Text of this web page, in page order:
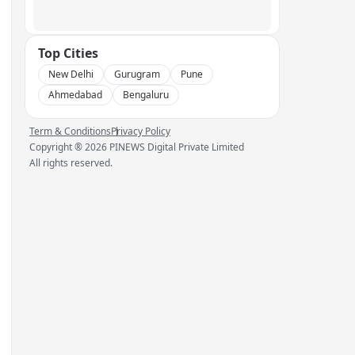
Top Cities
New Delhi Gurugram
Pune
Ahmedabad
Bengaluru
Term & ConditionsPrivacy Policy
Copyright ®2026 PINEWS Digital Private Limited
All rights reserved.